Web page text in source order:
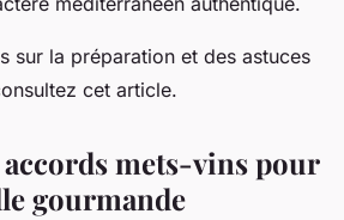
sur la préparation et des astuces
cet article.
mets-vins pour
gourmande